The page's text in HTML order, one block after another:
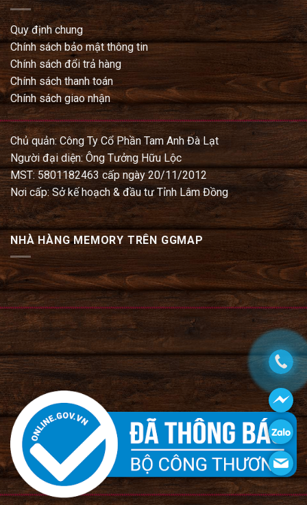
Quy định chung
Chính sách bảo mật thông tin
Chính sách đổi trả hàng
Chính sách thanh toán
Chính sách giao nhận
Chủ quản: Công Ty Cổ Phần Tam Anh Đà Lạt
Người đại diện: Ông Tưởng Hữu Lộc
MST: 5801182463 cấp ngày 20/11/2012
Nơi cấp: Sở kế hoạch & đầu tư Tỉnh Lâm Đồng
NHÀ HÀNG MEMORY TRÊN GGMAP